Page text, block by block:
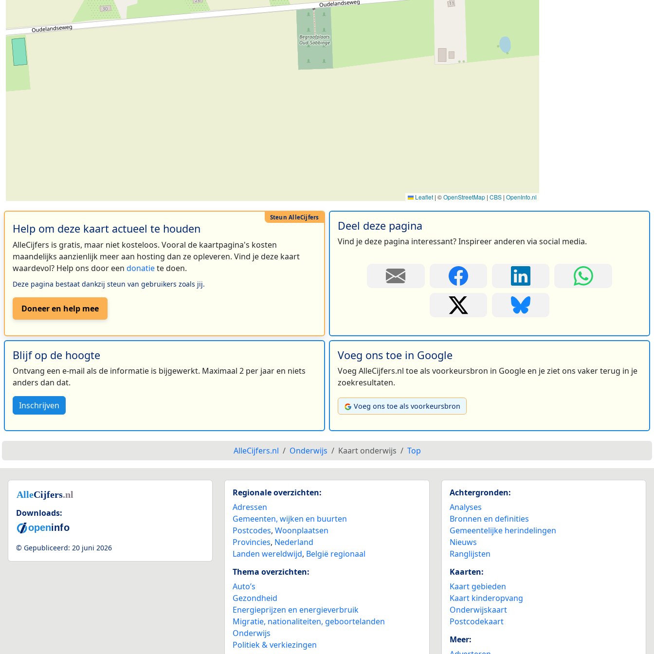
Leaflet | ©OpenStreetMap | CBS | OpenInfo.nl
Help om deze kaart actueel te houden
AlleCijfers is gratis, maar niet kosteloos. Vooral de kaartpagina's kosten
maandelijks aanzienlijk meer aan hosting dan ze opleveren. Vind je deze kaart
waardevol? Help ons door een donatiete doen.
Deze pagina bestaat dankzij steun van gebruikers zoals jij.
Doneer en help mee
Deel deze pagina
Vind je deze pagina interessant? Inspireer anderen via social media.
Blijf op de hoogte
Ontvang een e-mail als de informatie is bijgewerkt. Maximaal 2 per jaar en niets
anders dan dat.
Inschrijven
Voeg ons toe in Google
Voeg AlleCijfers.nl toe als voorkeursbron in Google en je ziet ons vaker terug in je
zoekresultaten.
Voeg ons toe als voorkeursbron
AlleCijfers.nl Onderwijs Kaart onderwijs Top
Downloads:
© Gepubliceerd: 20 juni 2026
Regionale overzichten:
Adressen
Gemeenten, wijken en buurten
Postcodes,Woonplaatsen
Provincies, Nederland
Landen wereldwijd, België regionaal
Thema overzichten:
Auto’s
Gezondheid
Energieprijzen en energieverbruik
Migratie, nationaliteiten, geboortelanden
Onderwijs
Politiek & verkiezingen
Achtergronden:
Analyses
Bronnen en definities
Gemeentelijke herindelingen
Nieuws
Ranglijsten
Kaarten:
Kaart gebieden
Kaart kinderopvang
Onderwijskaart
Postcodekaart
Meer: